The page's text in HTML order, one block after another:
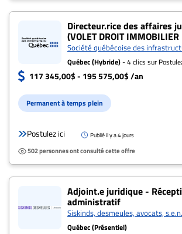
Directeur.rice des affaires
(VOLET DROIT IMMOBILIER
CONTENTIEUSES)
Société québécoise des
Québec (Hybride)- 4 clics sur
117 345,00$ - 195 575,00$ /an
Permanent à temps plein
Postulez ici Publié il y a 4 jours
502 personnes ont consulté cette offre
Adjoint.e juridique -
administratif
Siskinds, desmeules, avocats,
Québec (Présentiel)